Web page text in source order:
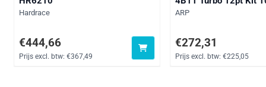
Merk:
Hardrace
Prijs: 444,66, exclusief btw: 367,49
€444,66
Prijs excl. btw: €367,49
Merk:
ARP
Prijs: 272,31, exclusief
€272,31
Prijs excl. btw: €225,05